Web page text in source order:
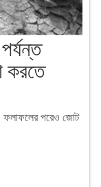
করতে
ফলাফলের পরেও জোট